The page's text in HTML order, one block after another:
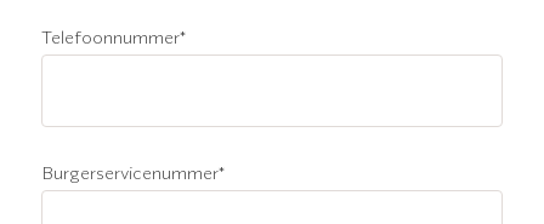
Telefoonnummer*
Burgerservicenummer*